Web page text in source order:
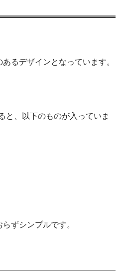
るデザインとなっています。
と、以下のものが入っていま
ずシンプルです。